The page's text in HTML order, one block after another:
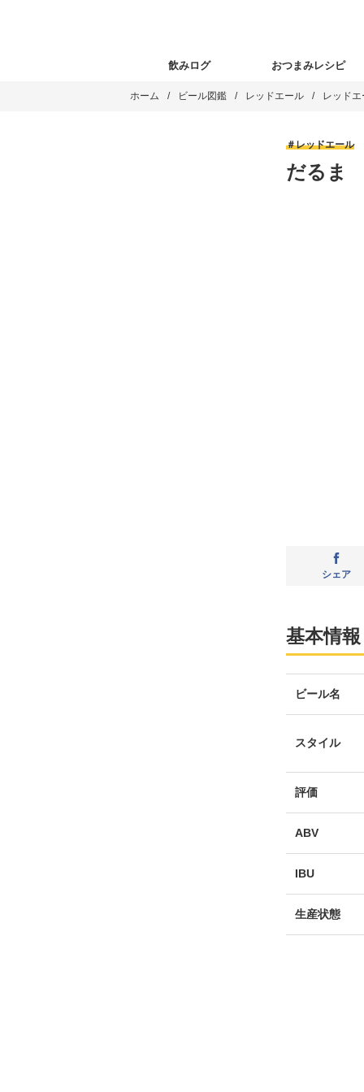
飲みログ おつまみレシピ
ホーム ビール図鑑 レッドエール レッド
レッドエール
だるま
シェア
基本情報
ビール名
スタイル
評価
ABV
IBU
生産状態